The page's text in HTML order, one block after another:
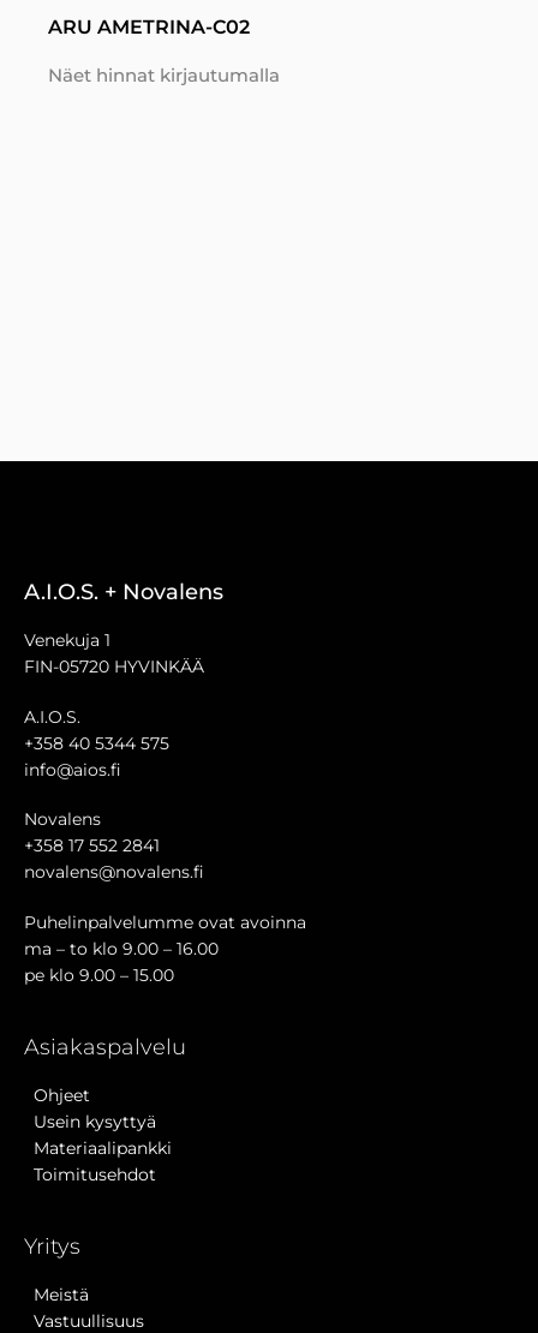
ARU AMETRINA-C02
Näet hinnat kirjautumalla
A.I.O.S. + Novalens
Venekuja 1
FIN-05720 HYVINKÄÄ
A.I.O.S.
+358 40 5344 575
info@aios.fi
Novalens
+358 17 552 2841
novalens@novalens.fi
Puhelinpalvelumme ovat avoinna
ma – to klo 9.00 – 16.00
pe klo 9.00 – 15.00
Asiakaspalvelu
Ohjeet
Usein kysyttyä
Materiaalipankki
Toimitusehdot
Yritys
Meistä
Vastuullisuus